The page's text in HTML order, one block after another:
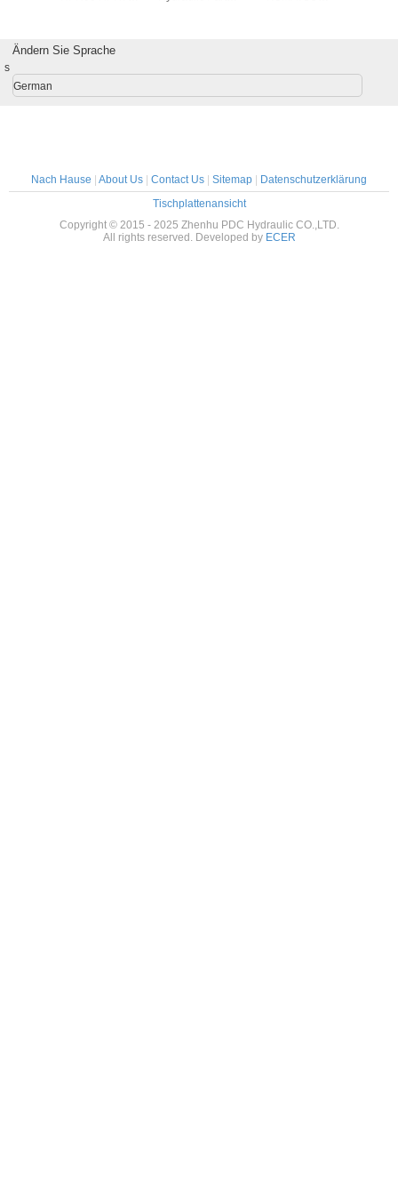
Ändern Sie Sprache
s
German
Nach Hause | About Us | Contact Us | Sitemap | Datenschutzerklärung
Tischplattenansicht
Copyright © 2015 - 2025 Zhenhu PDC Hydraulic CO.,LTD.
All rights reserved. Developed by ECER